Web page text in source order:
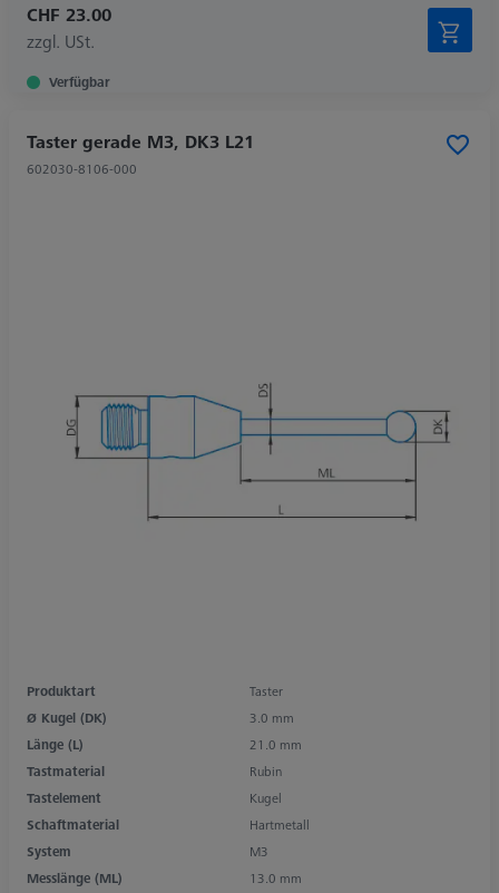
CHF 23.00
zzgl. USt.
Verfügbar
Taster gerade M3, DK3 L21
602030-8106-000
Produktart
Taster
Ø Kugel (DK)
3.0 mm
Länge (L)
21.0 mm
Tastmaterial
Rubin
Tastelement
Kugel
Schaftmaterial
Hartmetall
System
M3
Messlänge (ML)
13.0 mm